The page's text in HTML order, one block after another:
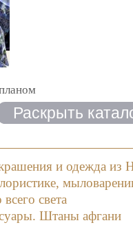
и одежда из
света
Штаны афгани